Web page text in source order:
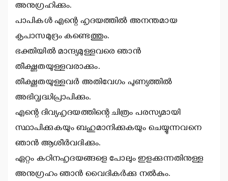
അനുഗ്രഹിക്കും.
പാപികള്‍ എന്റെ ഹൃദയത്തില്‍ അനന്തമായ
കൃപാസമുദ്രം കണ്ടെത്തും.
ഭക്തിയില്‍ മാന്ദ്യമുള്ളവരെ ഞാന്‍
തീക്ഷ്ണതയുള്ളവരാക്കും.
തീക്ഷ്ണതയുള്ളവര്‍ അതിവേഗം പുണ്യത്തില്‍
അഭിവൃദ്ധിപ്രാപിക്കും.
എന്റെ ദിവ്യഹൃദയത്തിന്റെ ചിത്രം പരസ്യമായി
സ്ഥാപിക്കുകയും ബഹുമാനിക്കുകയും ചെയ്യുന്നവനെ
ഞാന്‍ ആശീര്‍വദിക്കും.
ഏറ്റം കഠിനഹൃദയങ്ങളെ പോലും ഇളക്കുന്നതിനുള്ള
അനുഗ്രഹം ഞാന്‍ വൈദികര്‍ക്കു നല്‍കും.